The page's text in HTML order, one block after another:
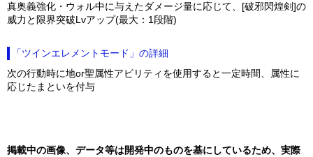
真奥義強化・ウォル中に与えたダメージ量に応じて、[破邪閃煌剣]の
威力と限界突破Lvアップ(最大：1段階)
「ツインエレメントモード」の詳細
次の行動時に地or聖属性アビリティを使用すると一定時間、属性に
応じたまといを付与
掲載中の画像、データ等は開発中のものを基にしているため、実際